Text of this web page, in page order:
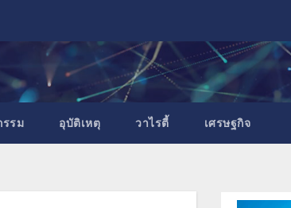
รม อุบัติเหตุ วาไรตี้ เศรษฐกิจ